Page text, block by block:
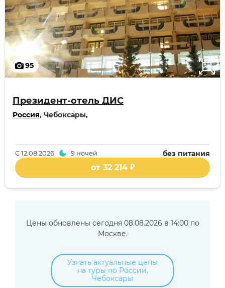
95
Президент-отель ДИС
Россия, Чебоксары,
без питания
С12.08.2026 9 ночей
от 32 214 ₽
Цены обновлены сегодня 08.08.2026 в 14:00 по
Москве.
Узнать актуальные цены
на туры по России,
Чебоксары